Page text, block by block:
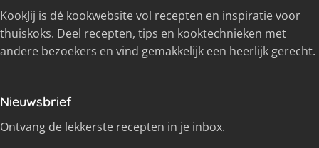
KookJij is dé kookwebsite vol recepten en inspiratie voor
thuiskoks. Deel recepten, tips en kooktechnieken met
andere bezoekers en vind gemakkelijk een heerlijk gerecht.
Nieuwsbrief
Ontvang de lekkerste recepten in je inbox.